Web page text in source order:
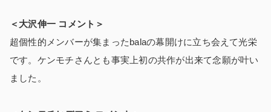
＜大沢伸一 コメント＞
超個性的メンバーが集まったbalaの幕開けに立ち会えて光栄
です。ケンモチさんとも事実上初の共作が出来て念願が叶い
ました。